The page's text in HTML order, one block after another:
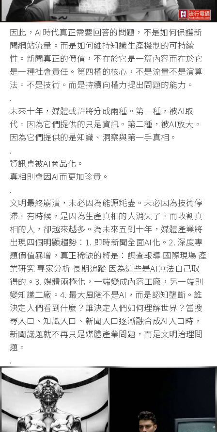
因此，AI時代真正需要回答的問題，不是如何保護新
聞網站流量。而是如何維持知識生產機制的可持續
性。新聞真正的價值，不在於它是一篇內容而在於它
是一種社會責任。第四權的核心，不是流量不是演算
法。不是技術。而是持續向權力提出問題的能力。
.
未來十年，媒體或許將分成兩種。第一種，被AI取
代。因為它們提供的只是資訊。第二種，被AI放大。
因為它們提供的是知識、洞察與第一手真相。
.
資訊會被AI商品化。
真相則會因AI而更加珍貴。
.
文明最終崩潰，未必因為能源耗盡。未必因為技術停
滯。有時候，是因為生產真相的人消失了。而收割真
相的人，卻越來越多。為未來五到十年，媒體產業將
出現四個明顯趨勢：1. 即時新聞全面AI化。2. 深度專
題價值暴增，真正稀缺的將是：調查報導 國際現場 產
業研究 專家分析 長期追蹤 因為這些是AI無法自己取
得的。3. 媒體兩極化，一端變成內容工廠，另一端則
變知識工廠。4. 最大風險不是AI，而是認知壟斷。誰
決定人們看到什麼？誰決定人們如何理解世界？當搜
尋入口、知識入口、新聞入口逐漸融合成AI入口時，
新聞議題就不再只是媒體產業問題，而是文明治理問
題。
.